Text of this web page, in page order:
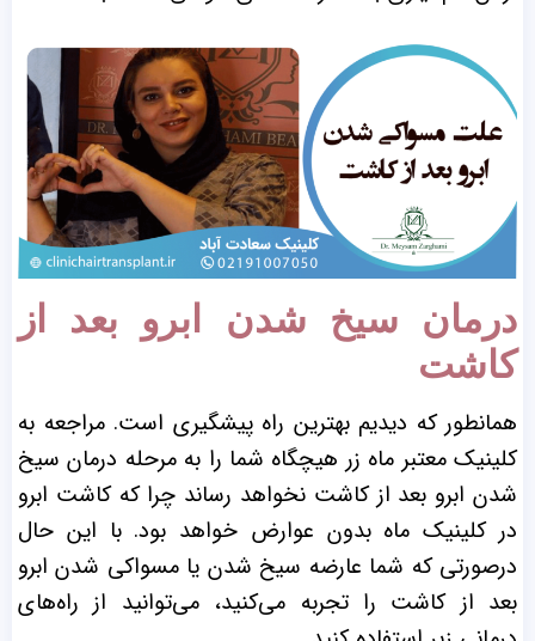
درمان سیخ شدن ابرو بعد از
کاشت
همانطور که دیدیم بهترین راه پیشگیری است. مراجعه به
کلینیک معتبر ماه زر هیچگاه شما را به مرحله درمان سیخ
شدن ابرو بعد از کاشت نخواهد رساند چرا که کاشت ابرو
در کلینیک ماه بدون عوارض خواهد بود. با این حال
درصورتی که شما عارضه سیخ شدن یا مسواکی شدن ابرو
بعد از کاشت را تجربه می‌کنید، می‌توانید از راه‌های